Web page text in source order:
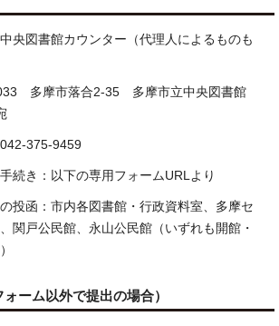
央図書館カウンター（代理人によるものも
多摩市落合2-35 多摩市立中央図書館
375-9459
続き：以下の専用フォームURLより
投函：市内各図書館・行政資料室、多摩セ
関戸公民館、永山公民館（いずれも開館・
ーム以外で提出の場合）